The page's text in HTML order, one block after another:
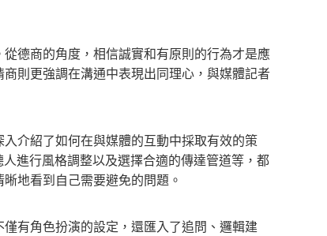
德商的角度，相信誠實和有原則的行為才是應
則更強調在溝通中表現出同理心，與媒體記者
介紹了如何在與媒體的互動中採取有效的策
進行風格調整以及選擇合適的傳達管道等，都
地看到自己需要避免的問題。
有角色扮演的設定，還匯入了追問、邏輯建